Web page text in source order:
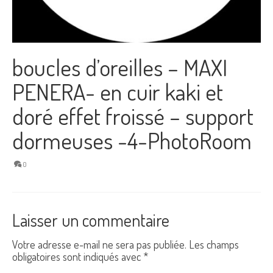
boucles d’oreilles – MAXI
PENERA- en cuir kaki et
doré effet froissé – support
dormeuses -4-PhotoRoom
0
Laisser un commentaire
Votre adresse e-mail ne sera pas publiée. Les champs
obligatoires sont indiqués avec *